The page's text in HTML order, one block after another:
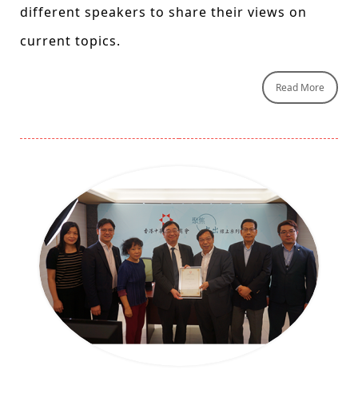
different speakers to share their views on
current topics.
Read More